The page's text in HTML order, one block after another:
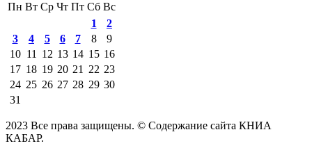
Пн Вт Ср Чт Пт Сб Вс
1
2
3
4 5 6 7 8
9
10 11 12 13 14 15 16
17 18 19 20 21 22 23
24 25 26 27 28 29 30
31
2023 Все права защищены. © Содержание сайта КНИА
КАБАР.